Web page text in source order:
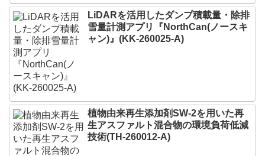
LiDARを活用したダンプ積載量・除排
雪量計測アプリ『NorthCan(ノースキ
ャン)』(KK-260025-A)
植物由来再生添加剤SW-2を用いた再
生アスファルト混合物の環境負荷低減
技術(TH-260012-A)